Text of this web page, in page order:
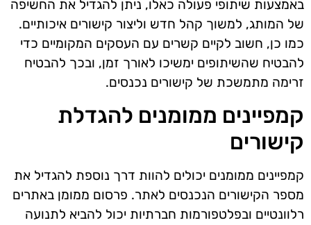
באמצעות שיתופי פעולה כאלו, ניתן להגדיל את החשיפה
של המותג, למשוך קהל חדש וליצור קישורים איכותיים.
כמו כן, חשוב לקיים קשרים עם העסקים המקומיים כדי
להבטיח שהשיתופים ימשיכו לאורך זמן, ובכך להבטיח
זרימה מתמשכת של קישורים נכנסים.
קמפיינים ממומנים להגדלת
קישורים
קמפיינים ממומנים יכולים להוות דרך נוספת להגדיל את
מספר הקישורים הנכנסים לאתר. פרסום ממומן באתרים
רלוונטיים ובפלטפורמות חברתיות יכול להביא לתנועה